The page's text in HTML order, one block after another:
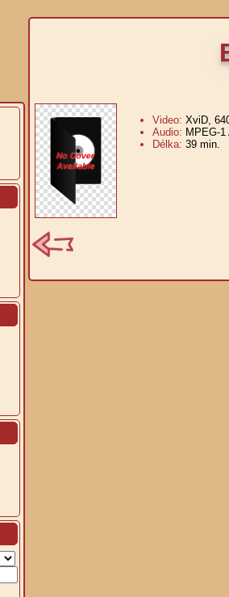
Video: XviD,
Audio: MPEG-
Délka: 39 min.